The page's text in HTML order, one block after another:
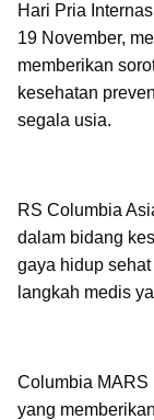
Hari Pria
19 November,
memberikan
kesehatan
segala usia.
RS Columbia
dalam bidang
gaya hidup
langkah medis
Columbia MARS
yang